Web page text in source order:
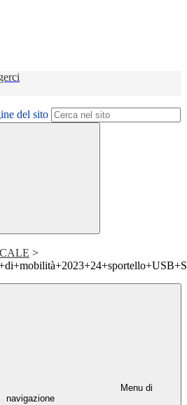
del sito
>
Menu di
navigazione